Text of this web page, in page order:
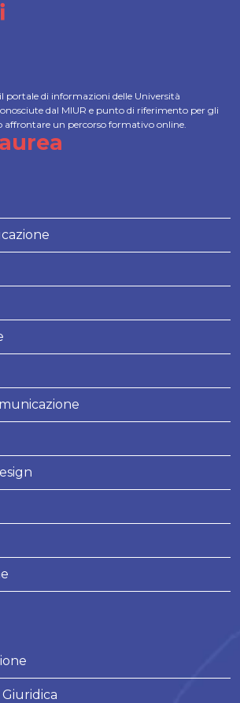
portale di informazioni delle Università
dal MIUR e punto di riferimento per gli
affrontare un percorso formativo online.